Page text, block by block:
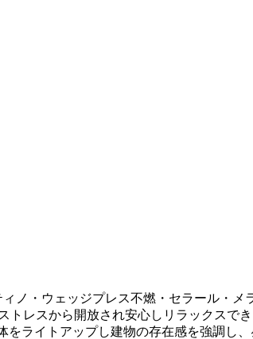
ノ・ウェッジプレス不燃・セラール・メ
トレスから開放され安心しリラックスで
ライトアップし建物の存在感を強調し